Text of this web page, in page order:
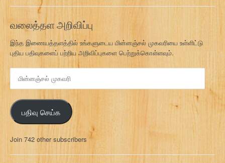
வலைத்தள அறிவிப்பு
இந்த இணையத்தளத்தில் உங்களுடைய மின்னஞ்சல் முகவரியை உள்ளிட்டு
புதிய பதிவுகளைப் பற்றிய அறிவிப்புகளை பெற்றுக்கொள்ளவும்.
ன்
ன
ஞ்
ச
ல்
க
வ
பதிவு செய்க
Join 742 other subscribers